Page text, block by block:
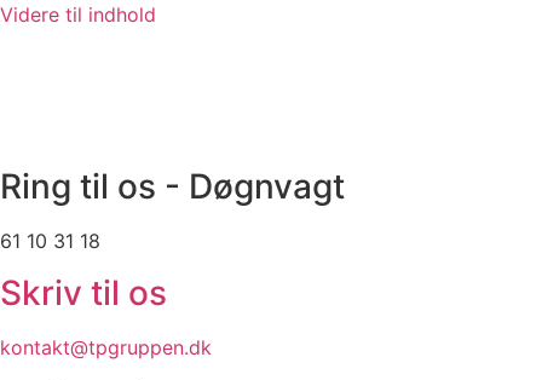
Videre til indhold
Ring til os - Døgnvagt
61 10 31 18
Skriv til os
kontakt@tpgruppen.dk